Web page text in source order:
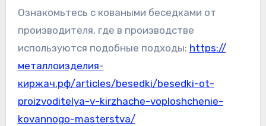
Ознакомьтесь с коваными беседками от
производителя, где в производстве
используются подобные подходы: https://
металлоизделия-
киржач.рф/articles/besedki/besedki-ot-
proizvoditelya-v-kirzhache-voploshchenie-
kovannogo-masterstva/